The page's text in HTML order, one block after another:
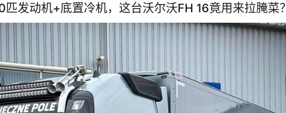
发动机+底置冷机，这台沃尔沃FH 16竟用来拉腌菜？